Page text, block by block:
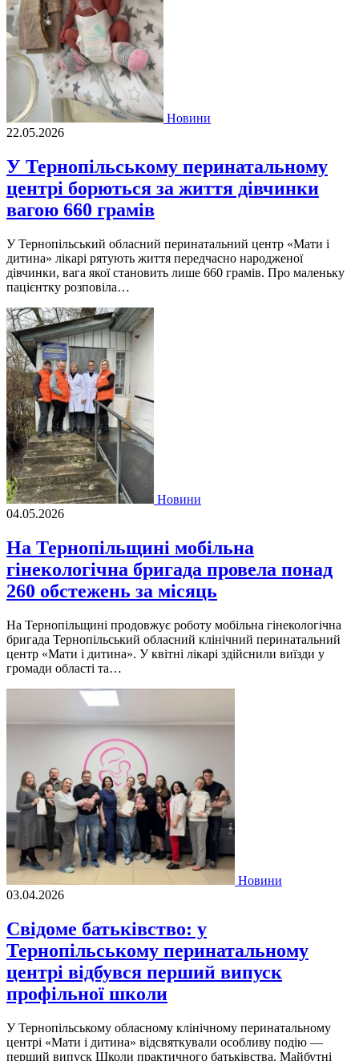
Новини
22.05.2026
У Тернопільському перинатальному
центрі борються за життя дівчинки
вагою 660 грамів
У Тернопільський обласний перинатальний центр «Мати і
дитина» лікарі рятують життя передчасно народженої
дівчинки, вага якої становить лише 660 грамів. Про маленьку
пацієнтку розповіла…
Новини
04.05.2026
На Тернопільщині мобільна
гінекологічна бригада провела понад
260 обстежень за місяць
На Тернопільщині продовжує роботу мобільна гінекологічна
бригада Тернопільський обласний клінічний перинатальний
центр «Мати і дитина». У квітні лікарі здійснили виїзди у
громади області та…
Новини
03.04.2026
Свідоме батьківство: у
Тернопільському перинатальному
центрі відбувся перший випуск
профільної школи
У Тернопільському обласному клінічному перинатальному
центрі «Мати і дитина» відсвяткували особливу подію —
перший випуск Школи практичного батьківства. Майбутні